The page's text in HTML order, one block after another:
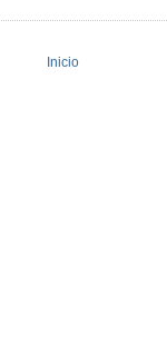
Inicio